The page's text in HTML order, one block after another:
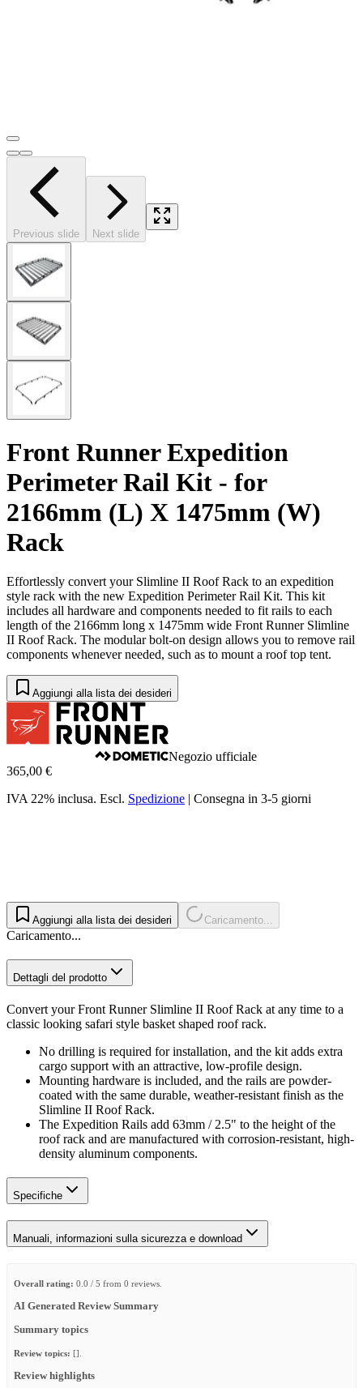
Previous slide Next slide
Front Runner Expedition
Perimeter Rail Kit - for
2166mm (L) X 1475mm (W)
Rack
Effortlessly convert your Slimline II Roof Rack to an expedition
style rack with the new Expedition Perimeter Rail Kit. This kit
includes all hardware and components needed to fit rails to each
length of the 2166mm long x 1475mm wide Front Runner Slimline
II Roof Rack. The modular bolt-on design allows you to remove rail
components whenever needed, such as to mount a roof top tent.
Aggiungi alla lista dei desideri
Negozio ufficiale
365,00 €
IVA 22% inclusa. Escl. Spedizione | Consegna in 3-5 giorni
Aggiungi alla lista dei desideri Caricamento...
Caricamento...
Dettagli del prodotto
Convert your Front Runner Slimline II Roof Rack at any time to a
classic looking safari style basket shaped roof rack.
No drilling is required for installation, and the kit adds extra
cargo support with an attractive, low-profile design.
Mounting hardware is included, and the rails are powder-
coated with the same durable, weather-resistant finish as the
Slimline II Roof Rack.
The Expedition Rails add 63mm / 2.5" to the height of the
roof rack and are manufactured with corrosion-resistant, high-
density aluminum components.
Specifiche
Manuali, informazioni sulla sicurezza e download
Overall rating: 0.0 / 5 from 0 reviews.
AI Generated Review Summary
Summary topics
Review topics: [].
Review highlights